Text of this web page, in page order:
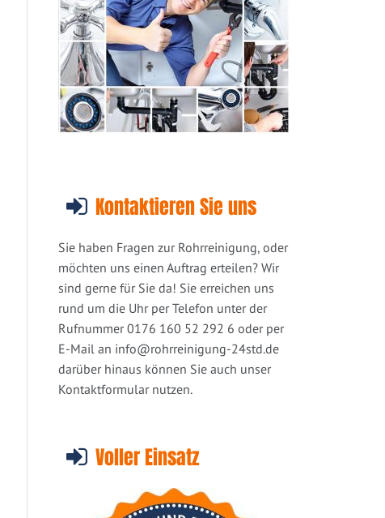
Kontaktieren Sie uns
Sie haben Fragen zur Rohrreinigung, oder
möchten uns einen Auftrag erteilen? Wir
sind gerne für Sie da! Sie erreichen uns
rund um die Uhr per Telefon unter der
Rufnummer 0176 160 52 292 6 oder per
E-Mail an info@rohrreinigung-24std.de
darüber hinaus können Sie auch unser
Kontaktformular nutzen.
Voller Einsatz